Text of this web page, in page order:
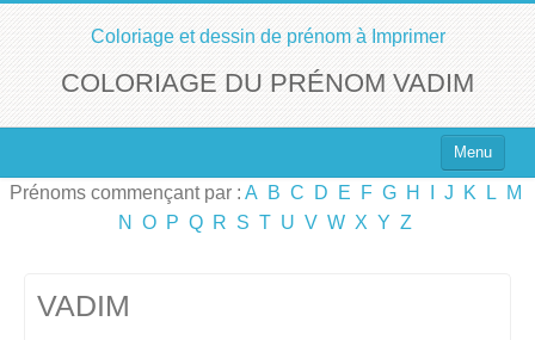
Coloriage et dessin de prénom à Imprimer
COLORIAGE DU PRÉNOM VADIM
Menu
Top 100 des Prénoms
Prénoms commençant par : A B C D E F G H J K L
M
N
O P Q R S T U V W X Y Z
VADIM